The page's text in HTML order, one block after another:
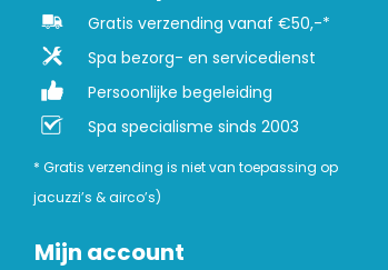
Gratis verzending vanaf €50,-*
Spa bezorg- en servicedienst
Persoonlijke begeleiding
Spa specialisme sinds 2003
* Gratis verzending is niet van toepassing op
jacuzzi’s & airco’s)
Mijn account